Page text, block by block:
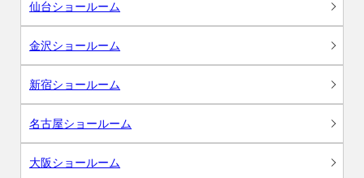
仙台ショールーム
金沢ショールーム
新宿ショールーム
名古屋ショールーム
大阪ショールーム